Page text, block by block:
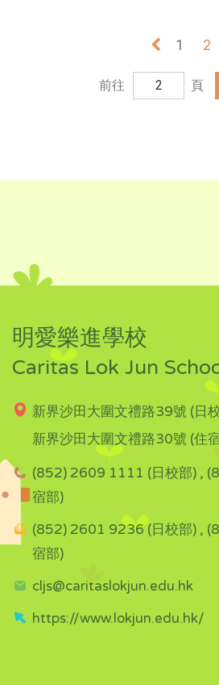
« 1 2
前往 頁
明愛樂進學校
Caritas Lok Jun
新界沙田大圍文禮路39號 (日
新界沙田大圍文禮路30號 (住
(852) 2609 1111 (日校部) ,
宿部)
(852) 2601 9236 (日校部) ,
宿部)
cljs@caritaslokjun.edu.hk
https://www.lokjun.edu.hk/